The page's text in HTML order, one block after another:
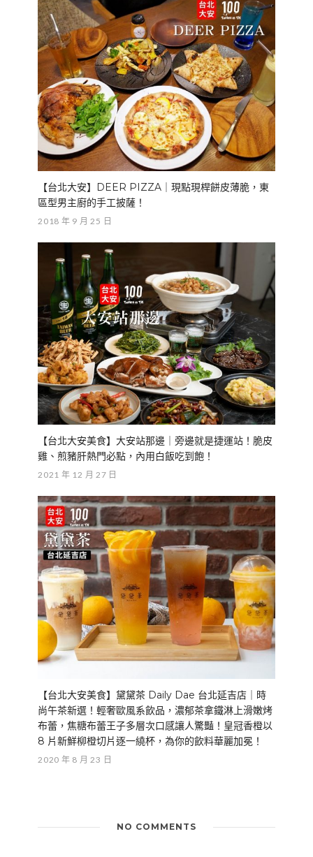
【台北大安】DEER PIZZA｜現點現桿餅皮薄脆，東
區型男主廚的手工披薩！
2018 年 9 月 25 日
【台北大安美食】大安站那邊｜旁邊就是捷運站！脆皮
雞、煎豬肝熱門必點，內用白飯吃到飽！
2021 年 12 月 27 日
【台北大安美食】黛黛茶 Daily Dae 台北延吉店｜時
尚午茶新選！輕奢歐風系飲品，濃郁茶拿鐵淋上滑嫩烤
布蕾，焦糖布蕾王子多層次口感讓人驚豔！皇冠香橙以
8 片新鮮柳橙切片逐一繞杯，為你的飲料華麗加冕！
2020 年 8 月 23 日
NO COMMENTS